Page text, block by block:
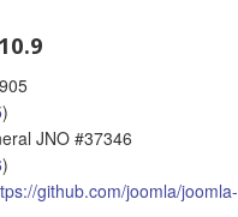
)
JNO #37346
)
github.com/joomla/joomla-